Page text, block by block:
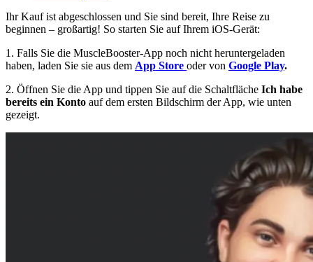
Ihr Kauf ist abgeschlossen und Sie sind bereit, Ihre Reise zu
beginnen – großartig! So starten Sie auf Ihrem iOS-Gerät:
1. Falls Sie die MuscleBooster-App noch nicht heruntergeladen
haben, laden Sie sie aus dem App Store oder von Google Play.
2. Öffnen Sie die App und tippen Sie auf die Schaltfläche Ich habe
bereits ein Konto auf dem ersten Bildschirm der App, wie unten
gezeigt.